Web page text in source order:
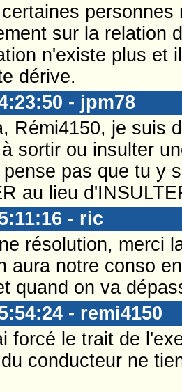
sur la relation
n'existe plus et
dérive.
- jpm78
Rémi4150, je suis
sortir ou insulter
pas que tu y
au lieu
- ric
résolution, merci
aura notre conso
quand on va
- remi4150
forcé le trait de
conducteur ne